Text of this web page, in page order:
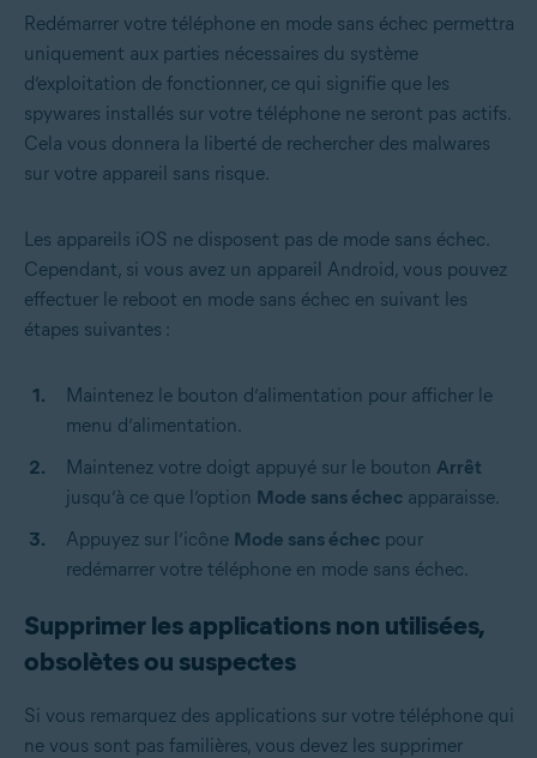
Redémarrer votre téléphone en mode sans échec permettra
uniquement aux parties nécessaires du système
d’exploitation de fonctionner, ce qui signifie que les
spywares installés sur votre téléphone ne seront pas actifs.
Cela vous donnera la liberté de rechercher des malwares
sur votre appareil sans risque.
Les appareils iOS ne disposent pas de mode sans échec.
Cependant, si vous avez un appareil Android, vous pouvez
effectuer le reboot en mode sans échec en suivant les
étapes suivantes :
Maintenez le bouton d’alimentation pour afficher le
menu d’alimentation.
Maintenez votre doigt appuyé sur le bouton Arrêt
jusqu’à ce que l’option Mode sans échec apparaisse.
Appuyez sur l’icône Mode sans échec pour
redémarrer votre téléphone en mode sans échec.
Supprimer les applications non utilisées,
obsolètes ou suspectes
Si vous remarquez des applications sur votre téléphone qui
ne vous sont pas familières, vous devez les supprimer